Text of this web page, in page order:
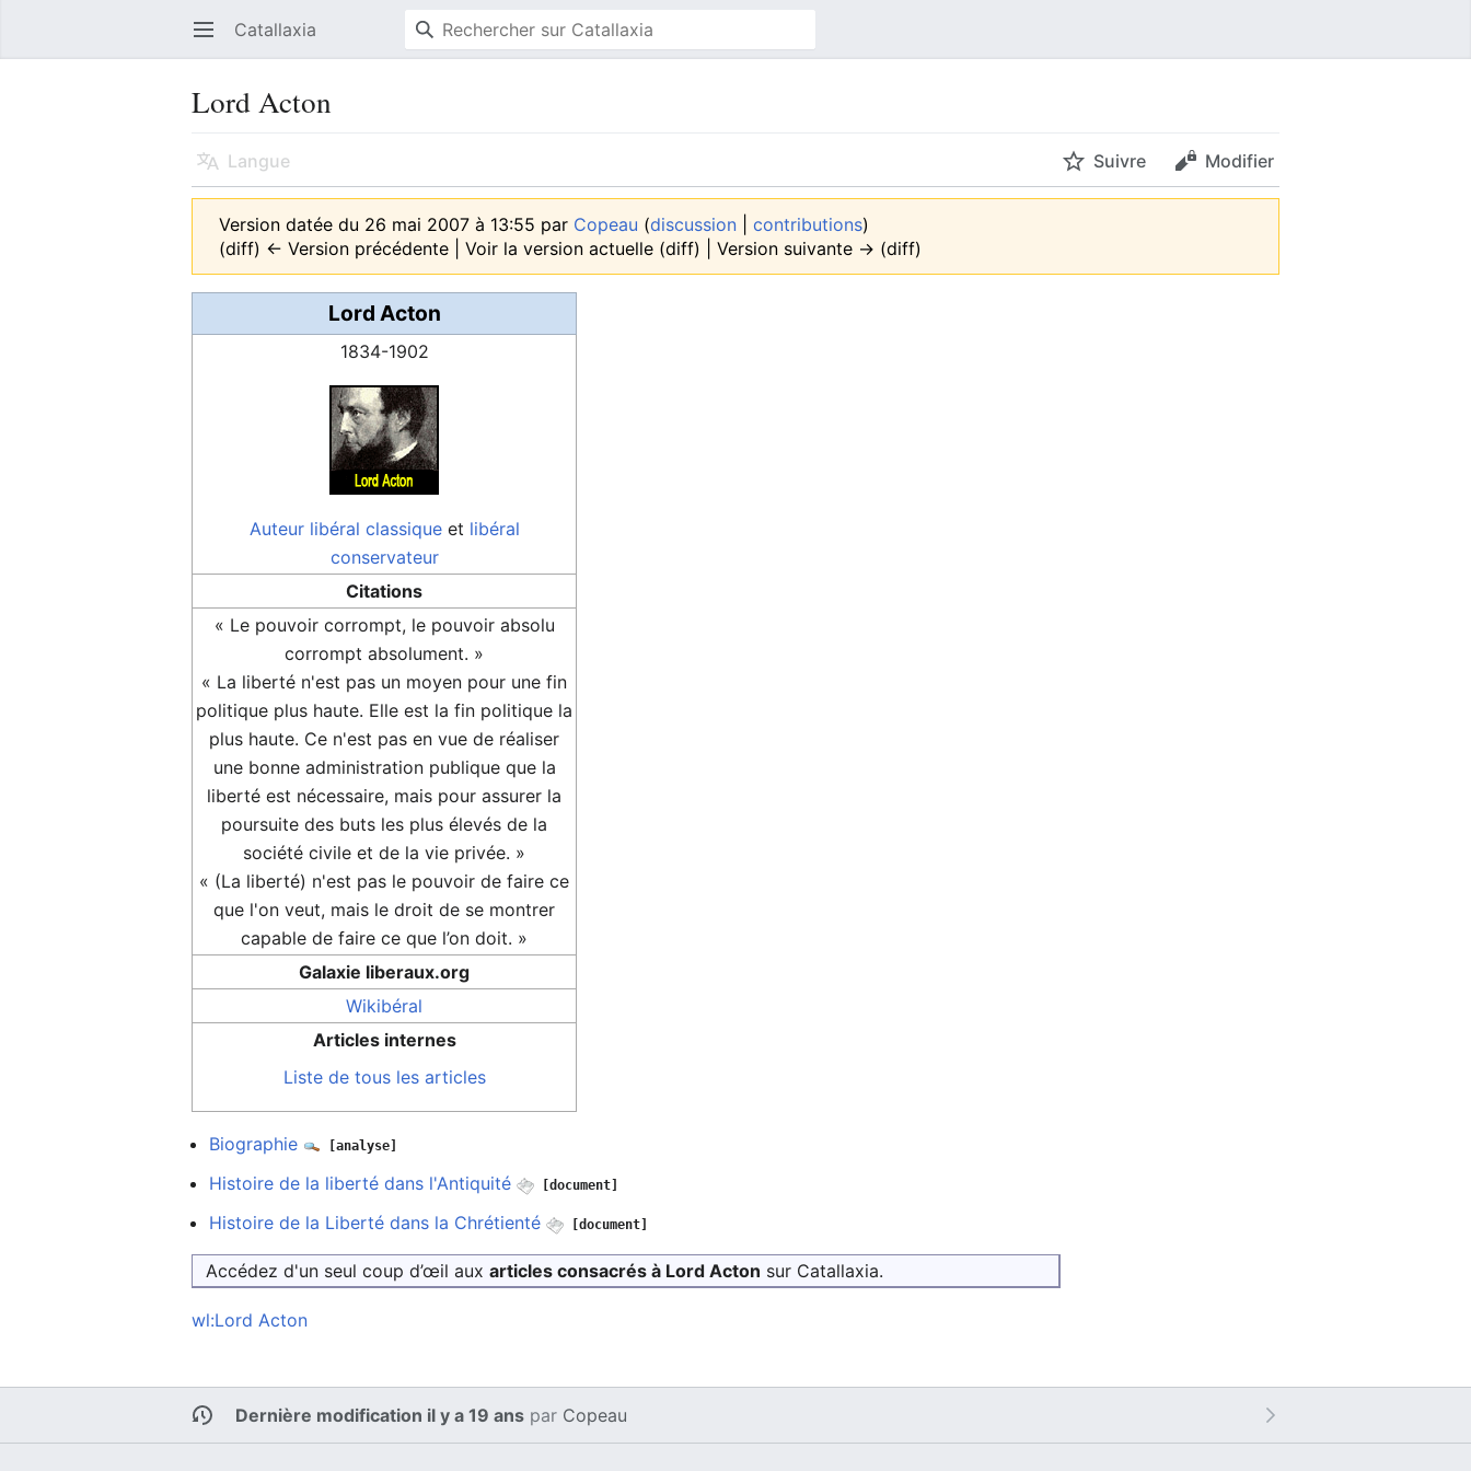
Ouvrir le menu principal Catallaxia
Lord Acton
Langue Suivre Modifier
Version datée du 26 mai 2007 à 13:55 par Copeau (discussion |contributions)
(diff) ← Version précédente | Voir la version actuelle (diff) | Version suivante → (diff)
Lord Acton
1834-1902
Auteur libéral classiqueet libéral
conservateur
Citations
« Le pouvoir corrompt, le pouvoir absolu
corrompt absolument. »
« La liberté n'est pas un moyen pour une fin
politique plus haute. Elle est la fin politique la
plus haute. Ce n'est pas en vue de réaliser
une bonne administration publique que la
liberté est nécessaire, mais pour assurer la
poursuite des buts les plus élevés de la
société civile et de la vie privée. »
« (La liberté) n'est pas le pouvoir de faire ce
que l'on veut, mais le droit de se montrer
capable de faire ce que l’on doit. »
Galaxie liberaux.org
Wikibéral
Articles internes
Liste de tous les articles
Biographie [analyse]
Histoire de la liberté dans l'Antiquité [document]
Histoire de la Liberté dans la Chrétienté [document]
Accédez d'un seul coup d’œil auxarticles consacrés à Lord Acton sur Catallaxia.
wl:Lord Acton
Dernière modification il y a 19 ans par Copeau